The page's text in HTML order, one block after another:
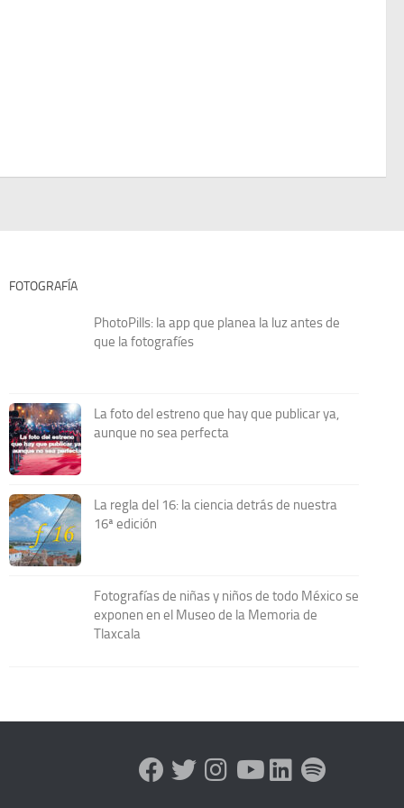
FOTOGRAFÍA
PhotoPills: la app que planea la luz antes de
que la fotografíes
La foto del estreno que hay que publicar ya,
aunque no sea perfecta
La regla del 16: la ciencia detrás de nuestra
16ª edición
Fotografías de niñas y niños de todo México se
exponen en el Museo de la Memoria de
Tlaxcala